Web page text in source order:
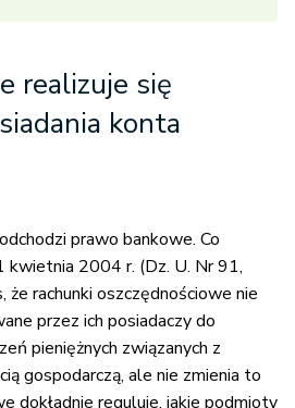
realizuje się
konta
prawo bankowe. Co
kwietnia 2004 r. (Dz. U. Nr 91,
że rachunki oszczędnościowe nie
przez ich posiadaczy do
pieniężnych związanych z
gospodarczą, ale nie zmienia to
dokładnie reguluje, jakie podmioty